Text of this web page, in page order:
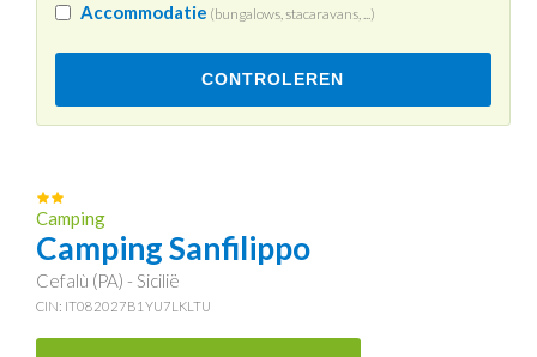
Accommodatie (bungalows, stacaravans, ...)
CONTROLEREN
Camping
Camping Sanfilippo
Cefalù (PA) - Sicilië
CIN: IT082027B1YU7LKLTU